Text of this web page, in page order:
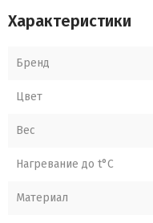
Характеристики
Бренд
Цвет
Вес
Нагревание до t°C
Материал